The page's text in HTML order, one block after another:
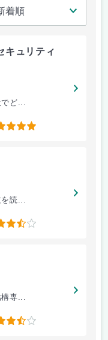
キュリティ
でど...
を読...
構専...